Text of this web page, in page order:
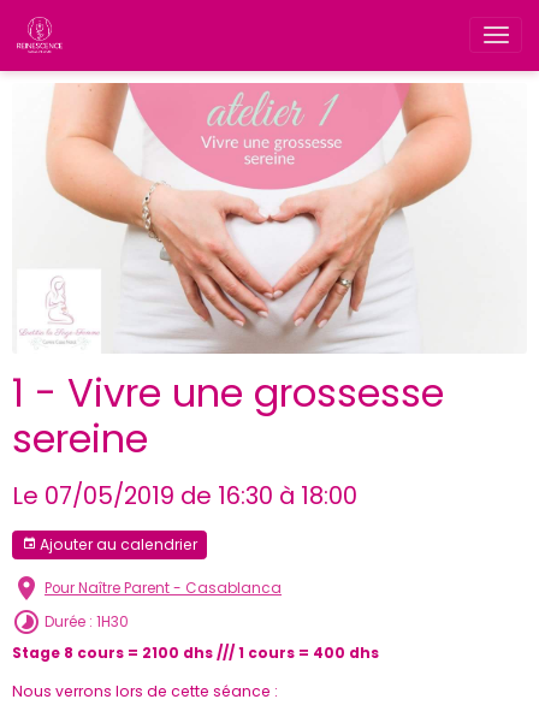
1 - Vivre une grossesse
sereine
Le 07/05/2019 de 16:30 à 18:00
Ajouter au calendrier
Pour Naître Parent - Casablanca
Durée : 1H30
Stage 8 cours = 2100 dhs /// 1 cours = 400 dhs
Nous verrons lors de cette séance :